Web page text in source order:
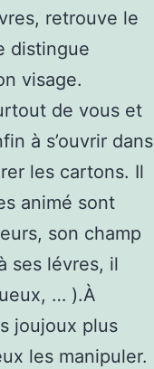
retrouve le
distingue
visage.
de vous et
à s’ouvrir dans
les cartons. Il
animé sont
son champ
ses lévres, il
… ).À
joujoux plus
les manipuler.